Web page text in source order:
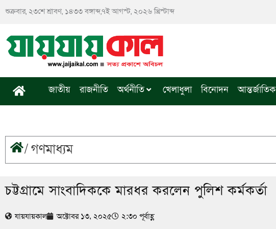
শুক্রবার, ২৩শে শ্রাবণ, ১৪৩৩ বঙ্গাব্দ,৭ই আগস্ট, ২০২৬ খ্রিস্টাব্দ
জাতীয় রাজনীতি অর্থনীতি খেলাধুলা বিনোদন আন্তর্জাতিক
/গণমাধ্যম
চট্টগ্রামে সাংবাদিককে মারধর করলেন পুলিশ কর্মকর্তা
যায়যায়কাল অক্টোবর ১৩, ২০২৫ ২:৩০ পূর্বাহ্ণ